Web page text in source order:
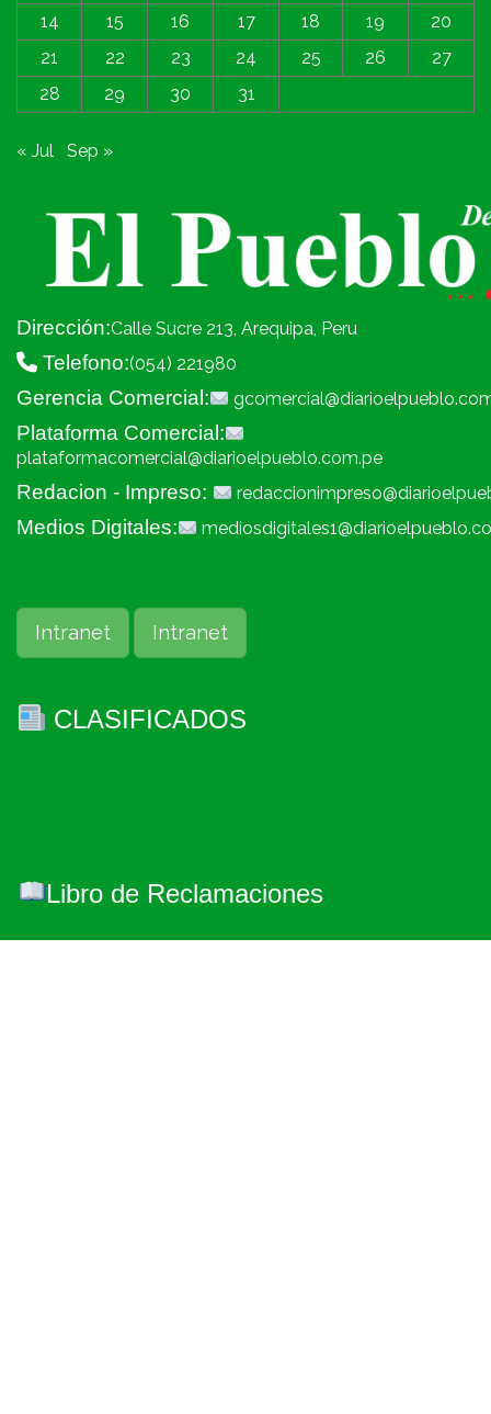
14
15 16 17 18 19
20
21
22 23 24 25 26
27
28
29 30 31
« Jul Sep »
Dirección:Calle Sucre 213, Arequipa, Peru
Telefono:(054) 221980
Gerencia Comercial:
Plataforma Comercial:
plataformacomercial@diarioelpueblo.com.pe
Redacion - Impreso:
Medios Digitales:
Intranet Intranet
CLASIFICADOS
Libro de Reclamaciones